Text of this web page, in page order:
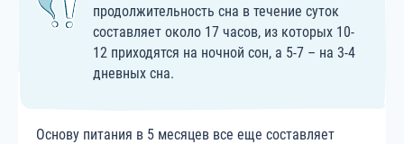
продолжительность сна в течение суток
составляет около 17 часов, из которых 10-
12 приходятся на ночной сон, а 5-7 – на 3-4
дневных сна.
Основу питания в 5 месяцев все еще составляет